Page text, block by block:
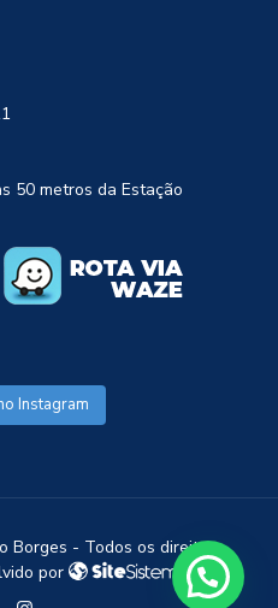
50 metros da Estação
Instagram
Borges - Todos os direitos
por
1